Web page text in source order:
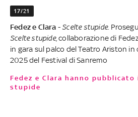
17/21
Fedez e Clara -Scelte stupide.
Sceltestupide, collaborazione di
in gara sul palco del Teatro Ariston in
2025 del Festival di Sanremo
Fedez e Clara hanno pubblicato il duetto Scelte
stupide